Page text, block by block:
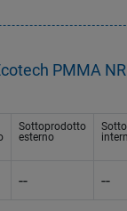
PMMA
Sottoprodotto
esterno
-- --